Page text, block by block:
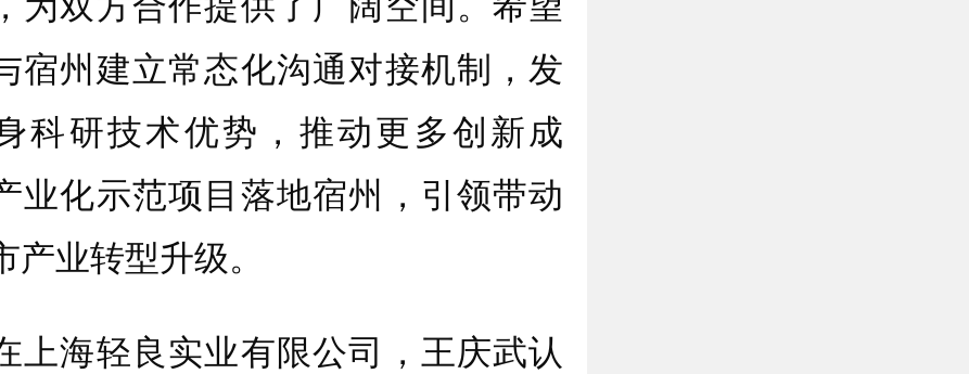
宿州建立常态化沟通对接机制，发
科研技术优势，推动更多创新成
业化示范项目落地宿州，引领带动
产业转型升级。
海轻良实业有限公司，王庆武认